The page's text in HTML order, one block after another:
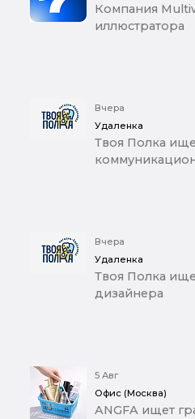
Компания
иллюстратора
Вчера
Удаленка
Твоя Полка
Вчера
Удаленка
Твоя Полка
дизайнера
5 Авг
Офис (Москва)
ANGFA ищет